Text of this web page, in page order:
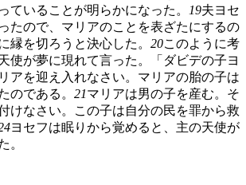
ていることが明らかになった。
19夫ヨセ
たので、マリアのことを表ざたにするの
縁を切ろうと決心した。 20このように考
使が夢に現れて言った。「ダビデの子ヨ
アを迎え入れなさい。マリアの胎の子は
のである。 21マリアは男の子を産む。そ
けなさい。この子は自分の民を罪から救
ヨセフは眠りから覚めると、主の天使が
。